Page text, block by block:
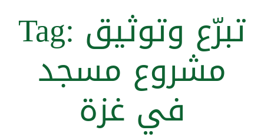
Tag: تبرّع وتوثيق
مشروع مسجد
في غزة